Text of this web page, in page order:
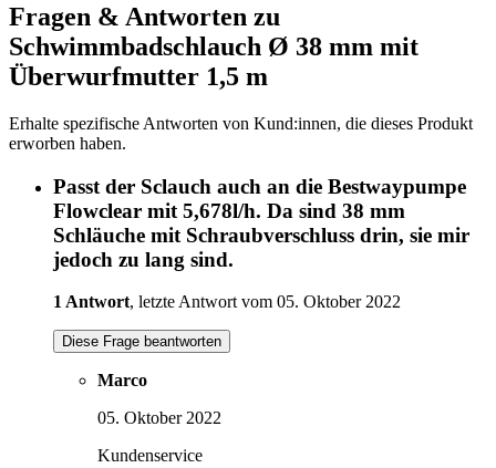
Fragen & Antworten zu
Schwimmbadschlauch Ø 38 mm mit
Überwurfmutter 1,5 m
Erhalte spezifische Antworten von Kund:innen, die dieses Produkt
erworben haben.
Passt der Sclauch auch an die Bestwaypumpe
Flowclear mit 5,678l/h. Da sind 38 mm
Schläuche mit Schraubverschluss drin, sie mir
jedoch zu lang sind.
1 Antwort, letzte Antwort vom 05. Oktober 2022
Diese Frage beantworten
Marco
05. Oktober 2022
Kundenservice